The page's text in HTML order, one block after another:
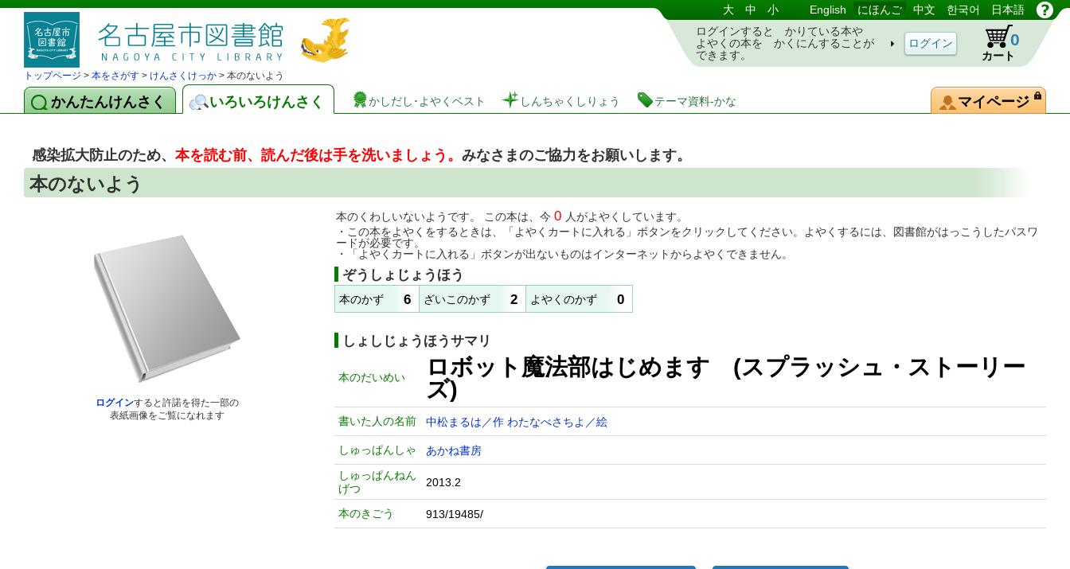
としょかんぞうしょけんさく・よやくシステム 大 中 小 English にほんご 中文 한국어 日本語
ログインすると かりている本や
よやくの本を かくにんすることが
できます。
カート
0
トップページ > 本をさがす > けんさくけっか > 本のないよう
かんたんけんさく いろいろけんさく かしだし･よやくベスト しんちゃくしりょう テーマ資料-かな マイページ
感染拡大防止のため、 本を読む前、読んだ後は手を洗いましょう。 みなさまのご協力をお願いします。
本のないよう
ログインすると許諾を得た一部の
表紙画像をご覧になれます
本のくわしいないようです。 この本は、今 0 人がよやくしています。
・この本をよやくをするときは、「よやくカートに入れる」ボタンをクリックしてください。よやくするには、図書館がはっこうしたパスワ
ードが必要です。
・「よやくカートに入れる」ボタンが出ないものはインターネットからよやくできません。
ぞうしょじょうほう
本のかず 6 ざいこのかず 2 よやくのかず 0
しょしじょうほうサマリ
本のだいめい
ロボット魔法部はじめます (スプラッシュ・ストーリー
ズ)
書いた人の名前 中松まるは／作 わたなべさちよ／絵
しゅっぱんしゃ
あかね書房
しゅっぱんねん
げつ
2013.2
本のきごう 913/19485/